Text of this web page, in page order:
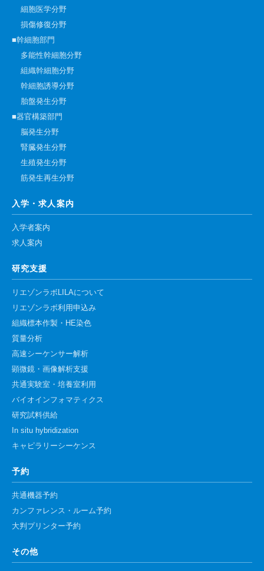
細胞医学分野
損傷修復分野
■幹細胞部門
多能性幹細胞分野
組織幹細胞分野
幹細胞誘導分野
胎盤発生分野
■器官構築部門
脳発生分野
腎臓発生分野
生殖発生分野
筋発生再生分野
入学・求人案内
入学者案内
求人案内
研究支援
リエゾンラボLILAについて
リエゾンラボ利用申込み
組織標本作製・HE染色
質量分析
高速シーケンサー解析
顕微鏡・画像解析支援
共通実験室・培養室利用
バイオインフォマティクス
研究試料供給
In situ hybridization
キャピラリーシーケンス
予約
共通機器予約
カンファレンス・ルーム予約
大判プリンター予約
その他